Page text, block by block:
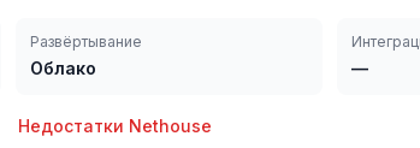
Развёртывание
Облако —
Недостатки Nethouse